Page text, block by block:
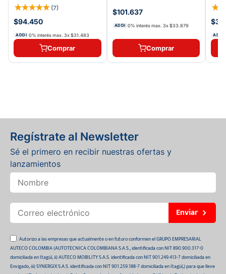
★★★★★ (7)
$94.450
ADDI 0% interés max.3x$31.483
Comprar
$101.637
ADDI 0% interés max. 3x$33.879
Comprar
★
ADDI
Regístrate al Newsletter
Sé el primero en recibir nuestras ofertas y
lanzamientos
Enviar
Autorizo a las empresas que actualmente o en futuro conformen el GRUPO EMPRESARIAL
AUTECO COLOMBIA (AUTOTECNICA COLOMBIANA S.A.S., identificada con NIT 890.900.317-0
domiciliada en Itagüí, ii) AUTECO MOBILITY S.A.S. identificada con NIT 901.249.413-7 domiciliada en
Envigado, iii) SYNERGIX S.A.S. identificada con NIT 901.259.188-7 domiciliada en Itagüí,) para que lleve